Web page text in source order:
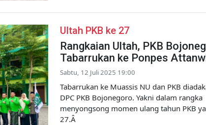
Ultah PKB ke 27
Rangkaian Ultah, PKB
Tabarrukan ke Ponpes
Sabtu, 12 Juli 2025 19:00
Tabarrukan ke Muassis NU dan PKB
DPC PKB Bojonegoro. Yakni dalam rangka
menyongsong momen ulang tahun PKB
27.Â